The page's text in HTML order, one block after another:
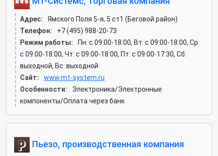
Адрес:
Ямского Поля 5-я, 5 ст1 (Беговой район)
Телефон:
+7 (495) 988-20-73
Режим работы:
Пн: c 09:00-18:00, Вт: c 09:00-18:00, Ср:
c 09:00-18:00, Чт: c 09:00-18:00, Пт: c 09:00-17:30, Сб:
выходной, Вс: выходной
Сайт:
www.mt-system.ru
Особенности:
Электроника/Электронные
компоненты/Оплата через банк
Пьезо, производственная компания